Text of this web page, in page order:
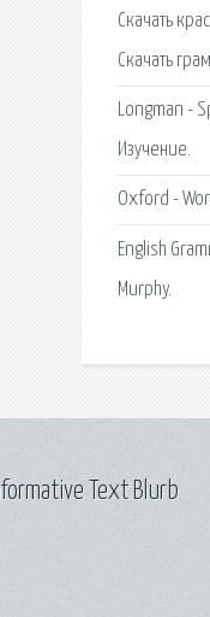
Скачать
Скачать
Longman -
Изучение.
Oxford -
English
Murphy.
Text Blurb